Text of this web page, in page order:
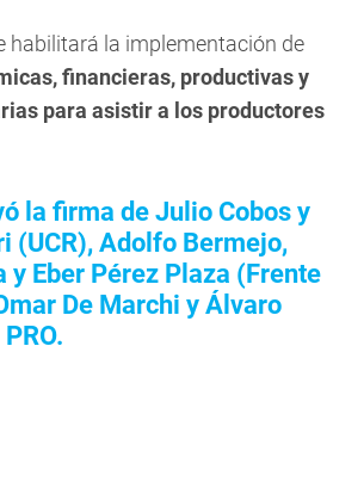
habilitará la implementación de
financieras, productivas y
para asistir a los productores
la firma de Julio Cobos y
(UCR), Adolfo Bermejo,
y Eber Pérez Plaza (Frente
De Marchi y Álvaro